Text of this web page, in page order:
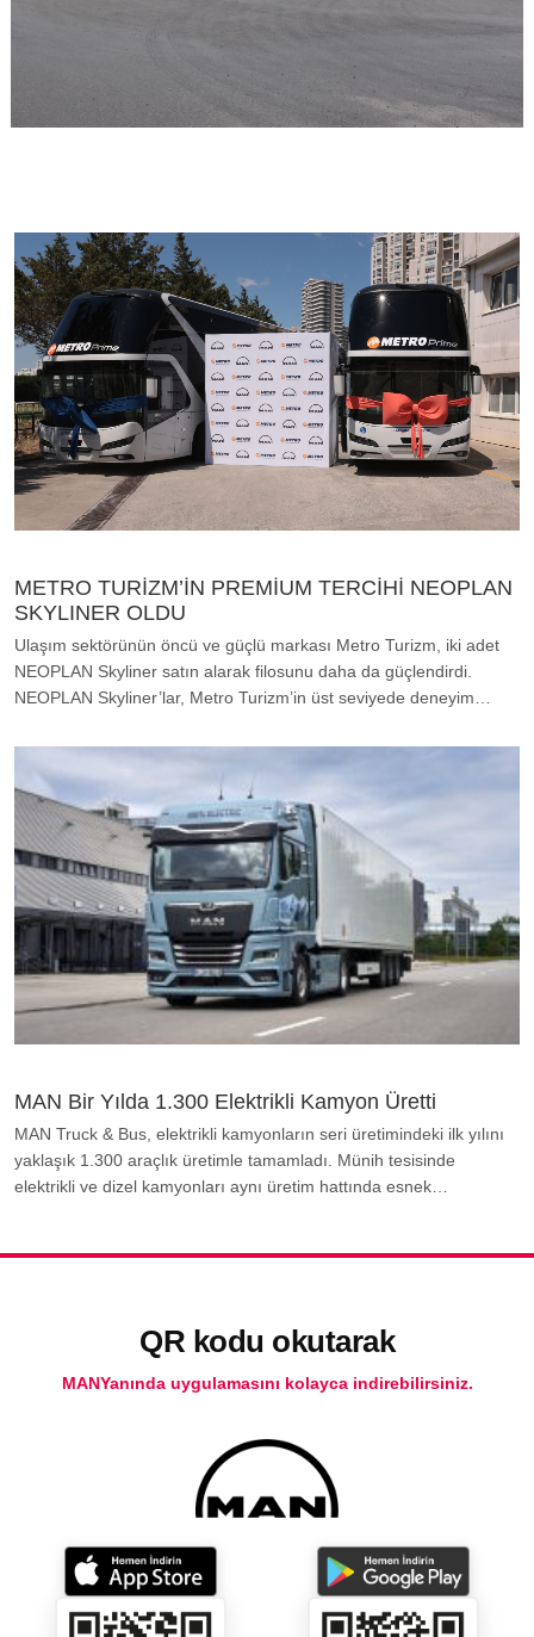
METRO TURİZM’İN PREMİUM TERCİHİ NEOPLAN
SKYLINER OLDU
Ulaşım sektörünün öncü ve güçlü markası Metro Turizm, iki adet
NEOPLAN Skyliner satın alarak filosunu daha da güçlendirdi.
NEOPLAN Skyliner’lar, Metro Turizm’in üst seviyede deneyim…
MAN Bir Yılda 1.300 Elektrikli Kamyon Üretti
MAN Truck & Bus, elektrikli kamyonların seri üretimindeki ilk yılını
yaklaşık 1.300 araçlık üretimle tamamladı. Münih tesisinde
elektrikli ve dizel kamyonları aynı üretim hattında esnek…
QR kodu okutarak
MANYanında uygulamasını kolayca indirebilirsiniz.